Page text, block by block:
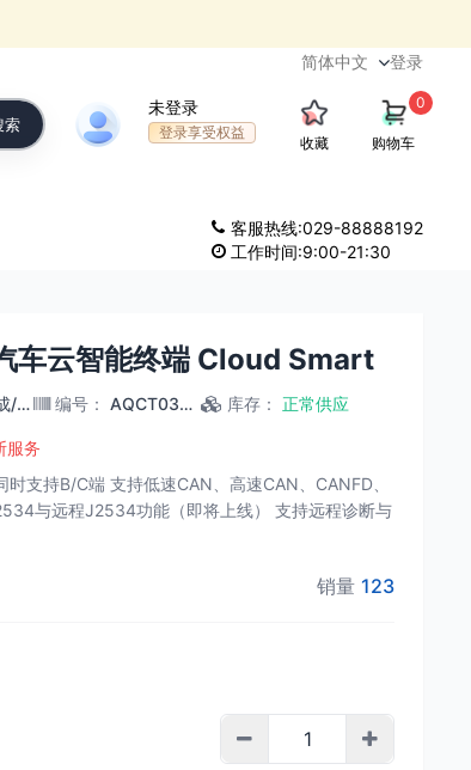
登录
索
未登录
登录享受权益
收藏 购物车
0
客服热线:029-88888192
工作时间:9:00-21:30
车云智能终端 Cloud Smart
遥控生成/学习/拷贝 编号 ： AQCT0394 库存： 正常供应
服务
支持B/C端 支持低速CAN、高速CAN、CANFD、
与远程J2534功能（即将上线） 支持远程诊断与
销量 123